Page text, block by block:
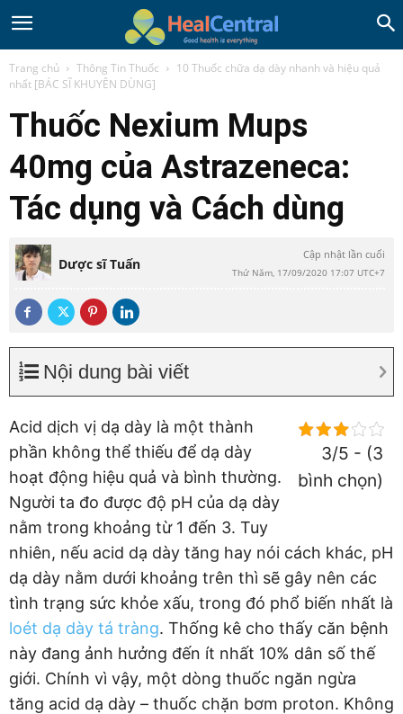
Trang chủ Thông Tin Thuốc
10 Thuốc chữa dạ dày nhanh và hiệu quả
nhất [BÁC SĨ KHUYÊN DÙNG]
Thuốc Nexium Mups
40mg của Astrazeneca:
Tác dụng và Cách dùng
Dược sĩ Tuấn
Cập nhật lần cuối
Thứ Năm, 17/09/2020 17:07 UTC+7
Nội dung bài viết
3/5 - (3
bình chọn)
Acid dịch vị dạ dày là một thành
phần không thể thiếu để dạ dày
hoạt động hiệu quả và bình thường.
Người ta đo được độ pH của dạ dày
nằm trong khoảng từ 1 đến 3. Tuy
nhiên, nếu acid dạ dày tăng hay nói cách khác, pH
dạ dày nằm dưới khoảng trên thì sẽ gây nên các
tình trạng sức khỏe xấu, trong đó phổ biến nhất là
loét dạ dày tá tràng. Thống kê cho thấy căn bệnh
này đang ảnh hưởng đến ít nhất 10% dân số thế
giới. Chính vì vậy, một dòng thuốc ngăn ngừa
tăng acid dạ dày – thuốc chặn bơm proton. Không